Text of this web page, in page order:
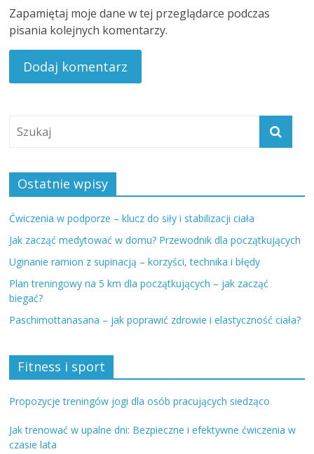
Zapamiętaj moje dane w tej przeglądarce podczas
pisania kolejnych komentarzy.
Ostatnie wpisy
Ćwiczenia w podporze – klucz do siły i stabilizacji ciała
Jak zacząć medytować w domu? Przewodnik dla początkujących
Uginanie ramion z supinacją – korzyści, technika i błędy
Plan treningowy na 5 km dla początkujących – jak zacząć
biegać?
Paschimottanasana – jak poprawić zdrowie i elastyczność ciała?
Fitness i sport
Propozycje treningów jogi dla osób pracujących siedząco
Jak trenować w upalne dni: Bezpieczne i efektywne ćwiczenia w
czasie lata